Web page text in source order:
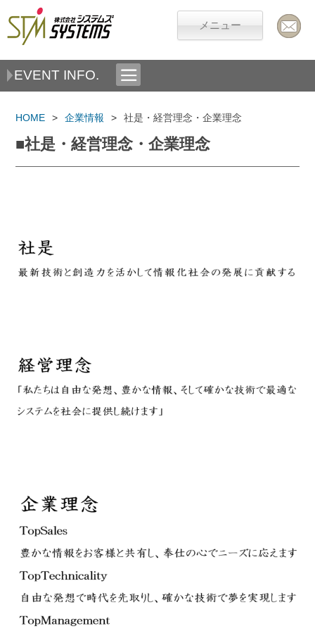
メニュー
EVENT INFO.
HOME 企業情報 社是・経営理念・企業理念
■社是・経営理念・企業理念